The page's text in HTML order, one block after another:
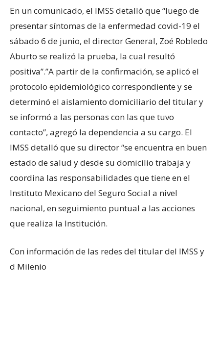
En un comunicado, el IMSS detalló que “luego de
presentar síntomas de la enfermedad covid-19 el
sábado 6 de junio, el director General, Zoé Robledo
Aburto se realizó la prueba, la cual resultó
positiva”.”A partir de la confirmación, se aplicó el
protocolo epidemiológico correspondiente y se
determinó el aislamiento domiciliario del titular y
se informó a las personas con las que tuvo
contacto”, agregó la dependencia a su cargo. El
IMSS detalló que su director “se encuentra en buen
estado de salud y desde su domicilio trabaja y
coordina las responsabilidades que tiene en el
Instituto Mexicano del Seguro Social a nivel
nacional, en seguimiento puntual a las acciones
que realiza la Institución.
Con información de las redes del titular del IMSS y
d Milenio